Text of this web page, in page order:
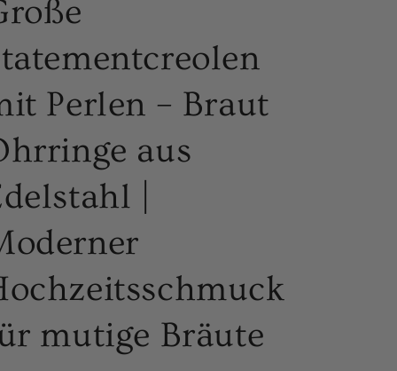
g
i
n
Perlen – Braut
aus
|
mutige Bräute